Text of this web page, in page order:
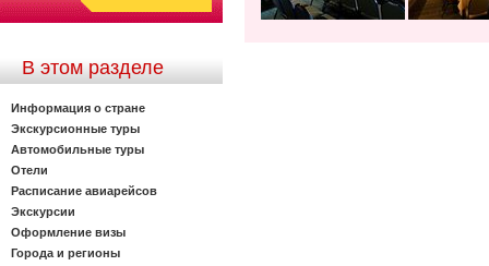
В этом разделе
Информация о стране
Экскурсионные туры
Автомобильные туры
Отели
Расписание авиарейсов
Экскурсии
Оформление визы
Города и регионы